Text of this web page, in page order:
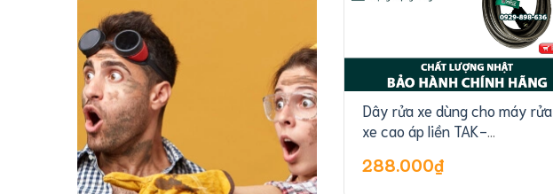
Dây rửa xe dùng cho máy rửa
xe cao áp liền TAK-
288.000₫